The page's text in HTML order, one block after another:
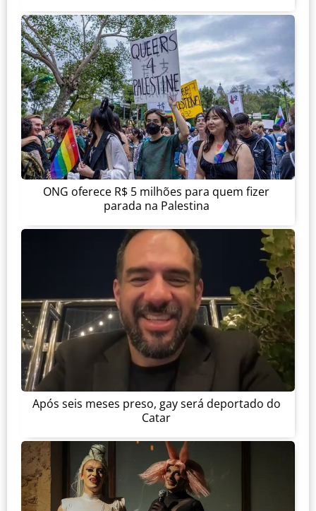
ONG oferece R$ 5 milhões para quem fizer
parada na Palestina
Após seis meses preso, gay será deportado do
Catar